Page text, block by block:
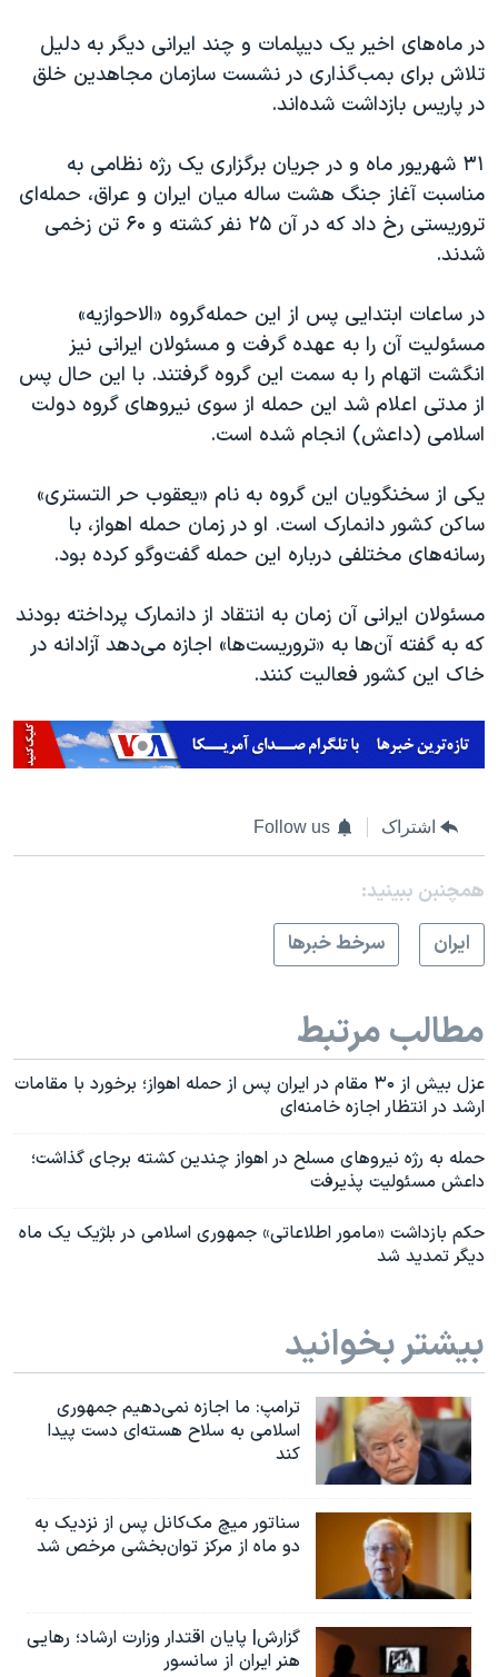
در ماه‌های اخیر یک دیپلمات و چند ایرانی دیگر به دلیل
تلاش برای بمب‌گذاری در نشست سازمان مجاهدین خلق
در پاریس بازداشت شده‌اند.
۳۱ شهریور ماه و در جریان برگزاری یک رژه نظامی به
مناسبت آغاز جنگ هشت ساله میان ایران و عراق، حمله‌ای
تروریستی رخ داد که در آن ۲۵ نفر کشته و ۶۰ تن زخمی
شدند.
در ساعات ابتدایی پس از این حمله‌گروه «الاحوازیه»
مسئولیت آن را به عهده گرفت و مسئولان ایرانی نیز
انگشت اتهام را به سمت این گروه گرفتند. با این حال پس
از مدتی اعلام شد این حمله از سوی نیروهای گروه دولت
اسلامی (داعش) انجام شده است.
یکی از سخنگویان این گروه به نام «یعقوب حر التستری»
ساکن کشور دانمارک است. او در زمان حمله اهواز، با
رسانه‌های مختلفی درباره این حمله گفت‌وگو کرده بود.
مسئولان ایرانی آن زمان به انتقاد از دانمارک پرداخته بودند
که به گفته آن‌ها به «تروریست‌ها» اجازه می‌دهد آزادانه در
خاک این کشور فعالیت کنند.
اشتراک Follow us
همچنبن ببینید:
ايران
سرخط خبرها
مطالب مرتبط
عزل بیش از ۳۰ مقام در ایران پس از حمله اهواز؛ برخورد با مقامات
ارشد در انتظار اجازه خامنه‌ای
حمله به رژه نیروهای مسلح در اهواز چندین کشته برجای گذاشت؛
داعش مسئولیت پذیرفت
حکم بازداشت «مامور اطلاعاتی» جمهوری اسلامی در بلژیک یک ماه
دیگر تمدید شد
بیشتر بخوانید
ترامپ: ما اجازه نمی‌دهیم جمهوری
اسلامی به سلاح هسته‌ای دست پیدا
کند
سناتور میچ مک‌کانل پس از نزدیک به
دو ماه از مرکز توان‌بخشی مرخص شد
گزارش| پایان اقتدار وزارت ارشاد؛ رهایی
هنر ایران از سانسور